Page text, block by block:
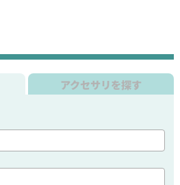
アクセサリを探す